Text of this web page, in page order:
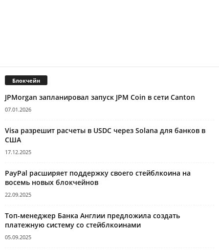
Блокчейн
JPMorgan запланировал запуск JPM Coin в сети Canton
07.01.2026
Visa разрешит расчеты в USDC через Solana для банков в
США
17.12.2025
PayPal расширяет поддержку своего стейблкоина на
восемь новых блокчейнов
22.09.2025
Топ-менеджер Банка Англии предложила создать
платежную систему со стейблкоинами
05.09.2025